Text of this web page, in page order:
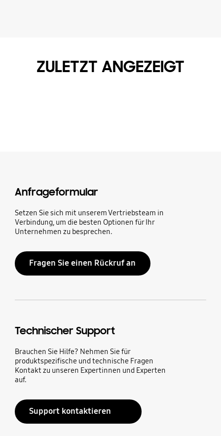
ZULETZT ANGEZEIGT
Anfrageformular
Setzen Sie sich mit unserem Vertriebsteam in
Verbindung, um die besten Optionen für Ihr
Unternehmen zu besprechen.
Fragen Sie einen Rückruf an
Technischer Support
Brauchen Sie Hilfe? Nehmen Sie für
produktspezifische und technische Fragen
Kontakt zu unseren Expertinnen und Experten
auf.
Support kontaktieren